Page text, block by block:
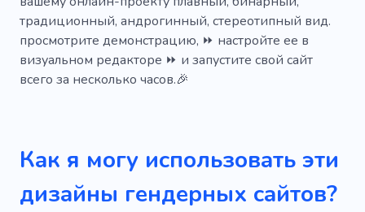
традиционный, андрогинный, стереотипный вид.
просмотрите демонстрацию, ⏩ настройте ее в
визуальном редакторе ⏩ и запустите свой сайт
всего за несколько часов.🎉
Как я могу использовать эти
дизайны гендерных сайтов?